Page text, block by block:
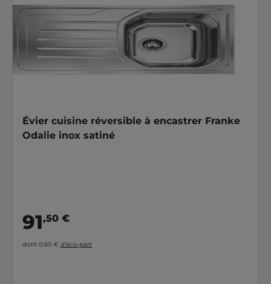
Évier cuisine réversible à encastrer Franke
Odalie inox satiné
91,50 €
dont 0,60 € d’éco-part